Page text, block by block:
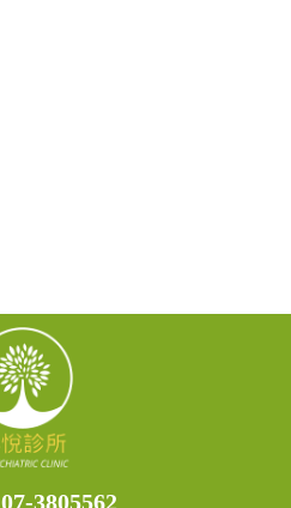
07-3805562